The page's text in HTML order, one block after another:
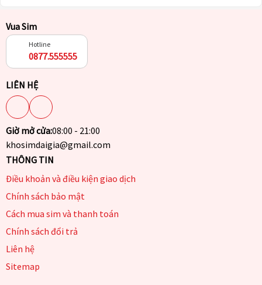
Vua Sim
Hotline
0877.555555
LIÊN HỆ
Giờ mở cửa:08:00 - 21:00
khosimdaigia@gmail.com
THÔNG TIN
Điều khoản và điều kiện giao dịch
Chính sách bảo mật
Cách mua sim và thanh toán
Chính sách đổi trả
Liên hệ
Sitemap